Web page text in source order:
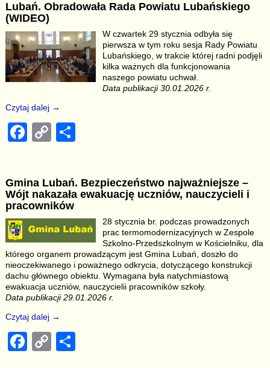
e
b
o
o
y
Li
n
k
e
Lubań. Obradowała Rada Powiatu Lubańskiego
(WIDEO)
W czwartek 29 stycznia odbyła się
pierwsza w tym roku sesja Rady Powiatu
Lubańskiego, w trakcie której radni podjęli
kilka ważnych dla funkcjonowania
naszego powiatu uchwał.
Data publikacji 30.01.2026 r.
Czytaj dalej →
F
e
b
o
o
k
C
y
Li
n
k
e
Gmina Lubań. Bezpieczeństwo najważniejsze –
Wójt nakazała ewakuację uczniów, nauczycieli i
pracowników
28 stycznia br. podczas prowadzonych
prac termomodernizacyjnych w Zespole
Szkolno-Przedszkolnym w Kościelniku, dla
którego organem prowadzącym jest Gmina Lubań, doszło do
nieoczekiwanego i poważnego odkrycia, dotyczącego konstrukcji
dachu głównego obiektu. Wymagana była natychmiastową
ewakuacja uczniów, nauczycielii pracowników szkoły.
Data publikacji 29.01.2026 r.
Czytaj dalej →
F C S